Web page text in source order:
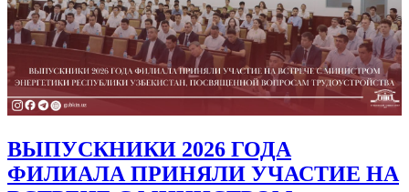
ВЫПУСКНИКИ 2026 ГОДА
ФИЛИАЛА ПРИНЯЛИ УЧАСТИЕ НА